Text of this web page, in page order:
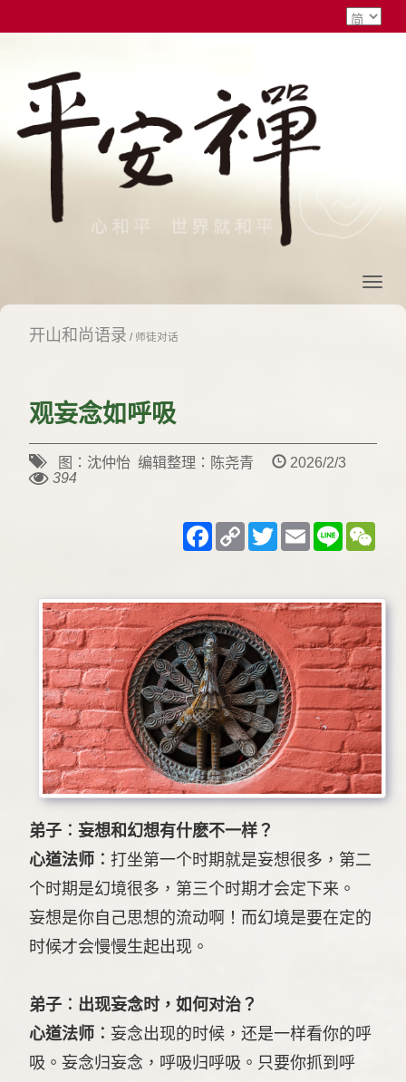
开山和尚语录 / 师徒对话
观妄念如呼吸
图：沈仲怡 编辑整理：陈尧青
2026/2/3
394
Facebook
Copy
Link
TwitterEmailLine
弟子︰妄想和幻想有什麽不一样？
心道法师︰ 打坐第一个时期就是妄想很多，第二
个时期是幻境很多，第三个时期才会定下来。
妄想是你自己思想的流动啊！而幻境是要在定的
时候才会慢慢生起出现。
弟子︰出现妄念时，如何对治？
心道法师︰ 妄念出现的时候，还是一样看你的呼
吸。妄念归妄念，呼吸归呼吸。只要你抓到呼